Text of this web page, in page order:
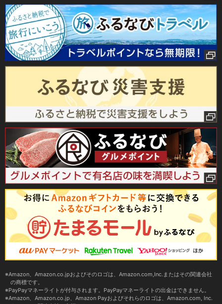
Amazon、Amazon.co.jpおよびそのロゴは、Amazon.com,Inc.またはその関連会社
の商標です。
PayPayマネーライトが付与されます。PayPayマネーライトの出金はできません。
Amazon、Amazon.co.jp、Amazon Payおよびそれらのロゴは、Amazon.com, Inc.